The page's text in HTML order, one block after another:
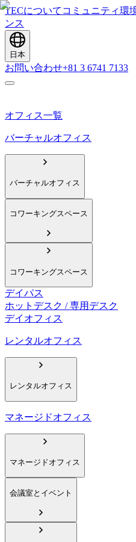
TECについて コミュニティ環
ンス
日本
お問い合わせ+81 3 6741 7133
オフィス一覧
バーチャルオフィス
バーチャルオフィス
コワーキングスペース
コワーキングスペース
デイパス
ホットデスク / 専用デスク
デイオフィス
レンタルオフィス
レンタルオフィス
マネージドオフィス
マネージドオフィス
会議室とイベント